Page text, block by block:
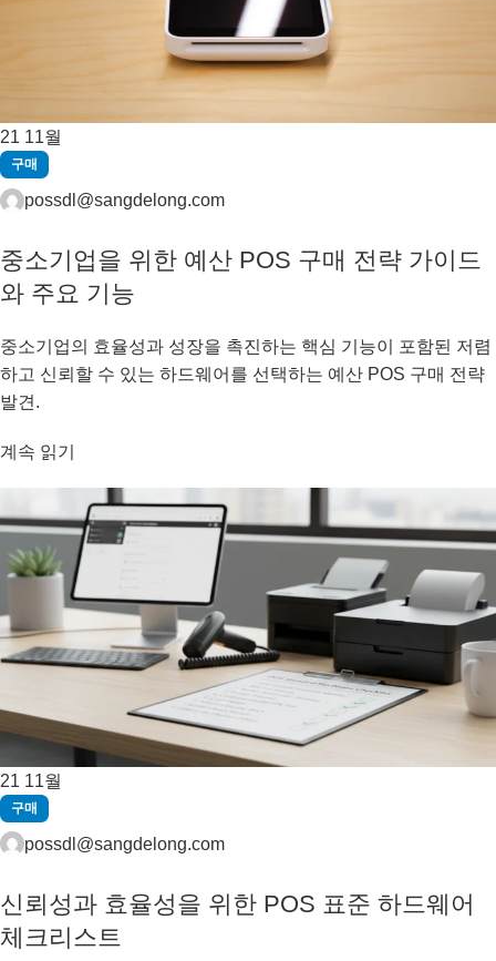
21 11월
구매
possdl@sangdelong.com
중소기업을 위한 예산 POS 구매 전략 가이드
와 주요 기능
중소기업의 효율성과 성장을 촉진하는 핵심 기능이 포함된 저렴
하고 신뢰할 수 있는 하드웨어를 선택하는 예산 POS 구매 전략
발견.
계속 읽기
21 11월
구매
possdl@sangdelong.com
신뢰성과 효율성을 위한 POS 표준 하드웨어
체크리스트